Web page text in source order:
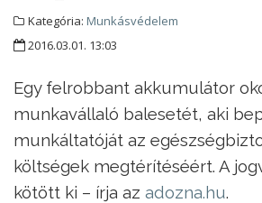
Kategória: Munkásvédelem
2016.03.01. 13:03
Egy felrobbant akkumulátor
munkavállaló balesetét, aki
munkáltatóját az
költségek megtérítéséért. A
kötött ki – írja az adozna.hu.